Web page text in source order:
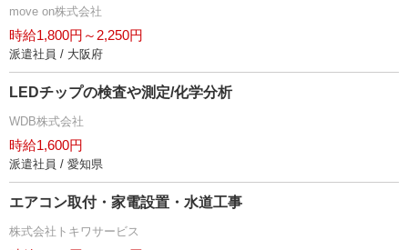
move on株式会社
時給1,800円～2,250円
派遣社員 / 大阪府
LEDチップの検査や測定/化学分析
WDB株式会社
時給1,600円
派遣社員 / 愛知県
エアコン取付・家電設置・水道工事
株式会社トキワサービス